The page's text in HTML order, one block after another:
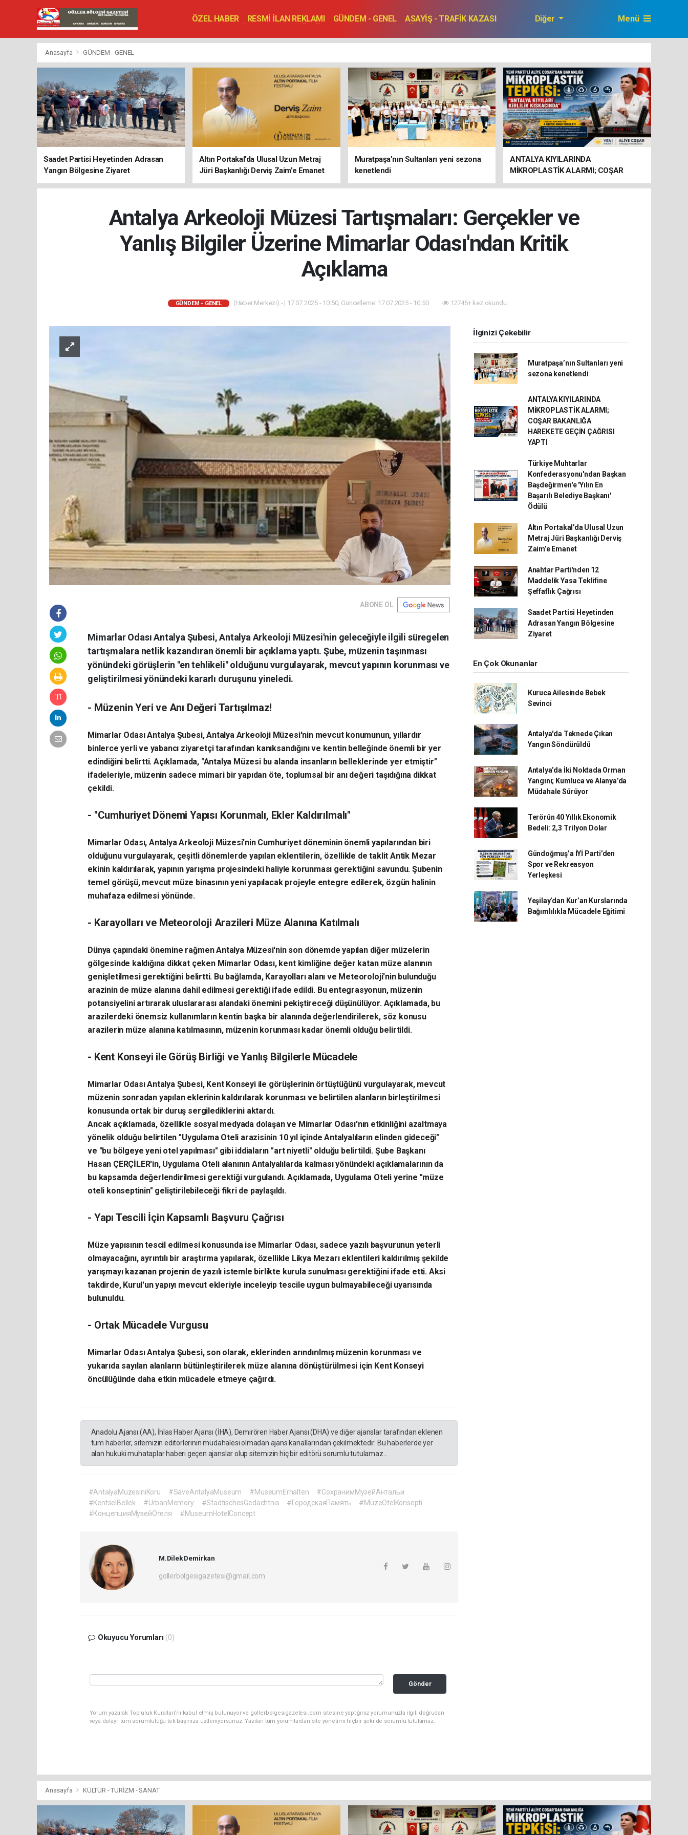
ÖZEL HABER RESMİ İLAN REKLAMI GÜNDEM - GENEL
ASAYİŞ - TRAFİK KAZASI
VEFAT EDENLER
TOPLANTI - DÜĞÜN
Diğer Menü
Anasayfa GÜNDEM - GENEL
Saadet Partisi Heyetinden Adrasan
Yangın Bölgesine Ziyaret
Altın Portakal’da Ulusal Uzun Metraj
Jüri Başkanlığı Derviş Zaim’e Emanet
Muratpaşa’nın Sultanları yeni sezona
kenetlendi
ANTALYA KIYILARINDA
MİKROPLASTİK ALARMI; COŞAR
BAKANLIĞA HAREKETE GEÇİN
Antalya Arkeoloji Müzesi Tartışmaları: Gerçekler ve
Yanlış Bilgiler Üzerine Mimarlar Odası'ndan Kritik
Açıklama
GÜNDEM - GENEL (Haber Merkezi) - | 17.07.2025 - 10:50, Güncelleme: 17.07.2025 - 10:50 12745+ kez okundu.
ABONE OL
Mimarlar Odası Antalya Şubesi, Antalya Arkeoloji Müzesi'nin geleceğiyle ilgili süregelen
tartışmalara netlik kazandıran önemli bir açıklama yaptı. Şube, müzenin taşınması
yönündeki görüşlerin "en tehlikeli" olduğunu vurgulayarak, mevcut yapının korunması ve
geliştirilmesi yönündeki kararlı duruşunu yineledi.
- Müzenin Yeri ve Anı Değeri Tartışılmaz!
Mimarlar Odası Antalya Şubesi, Antalya Arkeoloji Müzesi'nin mevcut konumunun, yıllardır
binlerce yerli ve yabancı ziyaretçi tarafından kanıksandığını ve kentin belleğinde önemli bir yer
edindiğini belirtti. Açıklamada, "Antalya Müzesi bu alanda insanların belleklerinde yer etmiştir"
ifadeleriyle, müzenin sadece mimari bir yapıdan öte, toplumsal bir anı değeri taşıdığına dikkat
çekildi.
- "Cumhuriyet Dönemi Yapısı Korunmalı, Ekler Kaldırılmalı"
Mimarlar Odası, Antalya Arkeoloji Müzesi'nin Cumhuriyet döneminin önemli yapılarından biri
olduğunu vurgulayarak, çeşitli dönemlerde yapılan eklentilerin, özellikle de taklit Antik Mezar
ekinin kaldırılarak, yapının yarışma projesindeki haliyle korunması gerektiğini savundu. Şubenin
temel görüşü, mevcut müze binasının yeni yapılacak projeyle entegre edilerek, özgün halinin
muhafaza edilmesi yönünde.
- Karayolları ve Meteoroloji Arazileri Müze Alanına Katılmalı
Dünya çapındaki önemine rağmen Antalya Müzesi'nin son dönemde yapılan diğer müzelerin
gölgesinde kaldığına dikkat çeken Mimarlar Odası, kent kimliğine değer katan müze alanının
genişletilmesi gerektiğini belirtti. Bu bağlamda, Karayolları alanı ve Meteoroloji'nin bulunduğu
arazinin de müze alanına dahil edilmesi gerektiği ifade edildi. Bu entegrasyonun, müzenin
potansiyelini artırarak uluslararası alandaki önemini pekiştireceği düşünülüyor. Açıklamada, bu
arazilerdeki önemsiz kullanımların kentin başka bir alanında değerlendirilerek, söz konusu
arazilerin müze alanına katılmasının, müzenin korunması kadar önemli olduğu belirtildi.
- Kent Konseyi ile Görüş Birliği ve Yanlış Bilgilerle Mücadele
Mimarlar Odası Antalya Şubesi, Kent Konseyi ile görüşlerinin örtüştüğünü vurgulayarak, mevcut
müzenin sonradan yapılan eklerinin kaldırılarak korunması ve belirtilen alanların birleştirilmesi
konusunda ortak bir duruş sergilediklerini aktardı.
Ancak açıklamada, özellikle sosyal medyada dolaşan ve Mimarlar Odası'nın etkinliğini azaltmaya
yönelik olduğu belirtilen "Uygulama Oteli arazisinin 10 yıl içinde Antalyalıların elinden gideceği"
ve "bu bölgeye yeni otel yapılması" gibi iddiaların "art niyetli" olduğu belirtildi. Şube Başkanı
Hasan ÇERÇİLER'in, Uygulama Oteli alanının Antalyalılarda kalması yönündeki açıklamalarının da
bu kapsamda değerlendirilmesi gerektiği vurgulandı. Açıklamada, Uygulama Oteli yerine "müze
oteli konseptinin" geliştirilebileceği fikri de paylaşıldı.
- Yapı Tescili İçin Kapsamlı Başvuru Çağrısı
Müze yapısının tescil edilmesi konusunda ise Mimarlar Odası, sadece yazılı başvurunun yeterli
olmayacağını, ayrıntılı bir araştırma yapılarak, özellikle Likya Mezarı eklentileri kaldırılmış şekilde
yarışmayı kazanan projenin de yazılı istemle birlikte kurula sunulması gerektiğini ifade etti. Aksi
takdirde, Kurul'un yapıyı mevcut ekleriyle inceleyip tescile uygun bulmayabileceği uyarısında
bulunuldu.
- Ortak Mücadele Vurgusu
Mimarlar Odası Antalya Şubesi, son olarak, eklerinden arındırılmış müzenin korunması ve
yukarıda sayılan alanların bütünleştirilerek müze alanına dönüştürülmesi için Kent Konseyi
öncülüğünde daha etkin mücadele etmeye çağırdı.
Anadolu Ajansı (AA), İhlas Haber Ajansı (İHA), Demirören Haber Ajansı (DHA) ve diğer ajanslar tarafından eklenen
tüm haberler, sitemizin editörlerinin müdahalesi olmadan ajans kanallarından çekilmektedir. Bu haberlerde yer
alan hukuki muhataplar haberi geçen ajanslar olup sitemizin hiç bir editörü sorumlu tutulamaz...
#AntalyaMüzesiniKoru #SaveAntalyaMuseum #MuseumErhalten
#СохранимМузейАнтальи
#KentselBellek
#UrbanMemory #StädtischesGedächtnis #ГородскаяПамять
#MüzeOtelKonsepti
#КонцепцияМузейОтеля
#MuseumHotelConcept
M.Dilek Demirkan
gollerbolgesigazetesi@gmail.com
Okuyucu Yorumları (0)
Gönder
Yorum yazarak Topluluk Kuralları’nı kabul etmiş bulunuyor ve gollerbolgesigazetesi.com sitesine yaptığınız yorumunuzla ilgili doğrudan
veya dolaylı tüm sorumluluğu tek başınıza üstleniyorsunuz. Yazılan tüm yorumlardan site yönetimi hiçbir şekilde sorumlu tutulamaz.
İlginizi Çekebilir
Muratpaşa’nın Sultanları yeni
sezona kenetlendi
ANTALYA KIYILARINDA
MİKROPLASTİK ALARMI;
COŞAR BAKANLIĞA
HAREKETE GEÇİN ÇAĞRISI
YAPTI
Türkiye Muhtarlar
Konfederasyonu'ndan Başkan
Başdeğirmen'e 'Yılın En
Başarılı Belediye Başkanı'
Ödülü
Altın Portakal’da Ulusal Uzun
Metraj Jüri Başkanlığı Derviş
Zaim’e Emanet
Anahtar Parti'nden 12
Maddelik Yasa Teklifine
Şeffaflık Çağrısı
Saadet Partisi Heyetinden
Adrasan Yangın Bölgesine
Ziyaret
En Çok Okunanlar
Kuruca Ailesinde Bebek
Sevinci
Antalya'da Teknede Çıkan
Yangın Söndürüldü
Antalya’da İki Noktada Orman
Yangını; Kumluca ve Alanya’da
Müdahale Sürüyor
Terörün 40 Yıllık Ekonomik
Bedeli: 2,3 Trilyon Dolar
Gündoğmuş’a İYİ Parti’den
Spor ve Rekreasyon
Yerleşkesi
Yeşilay’dan Kur’an Kurslarında
Bağımlılıkla Mücadele Eğitimi
Anasayfa KÜLTÜR - TURİZM - SANAT